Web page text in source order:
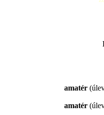
amatér
amatér